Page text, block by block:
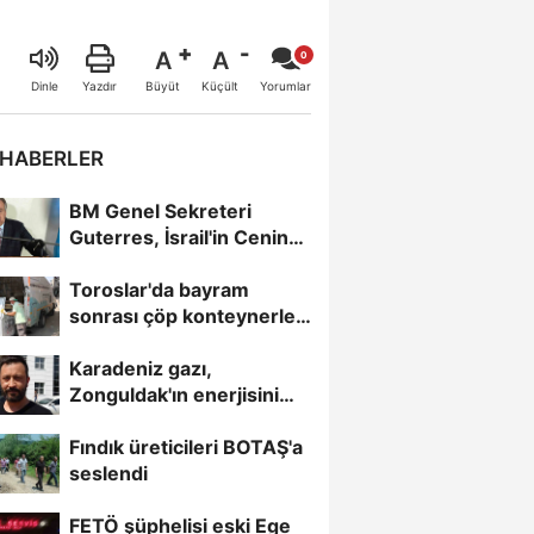
Dinle Yazdır
A
Büyüt
A
Küçült Yorumlar
BM Genel Sekreteri
Guterres, İsrail'in Cenin
Toroslar'da bayram
sonrası çöp konteynerleri
Karadeniz gazı,
Zonguldak'ın enerjisini
Fındık üreticileri BOTAŞ'a
seslendi
FETÖ şüphelisi eski Ege